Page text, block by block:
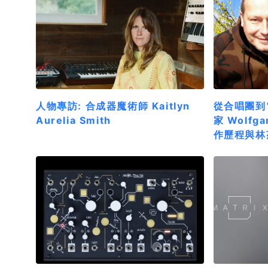
人物專訪: 合成器魔術師 Kaitlyn
Aurelia Smith
從合唱團
家
作歷程與